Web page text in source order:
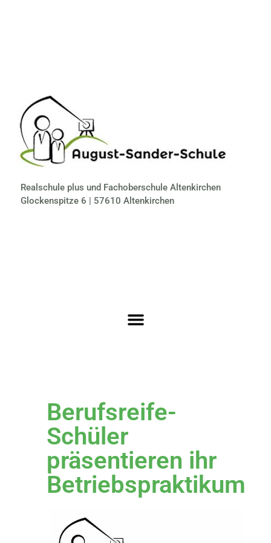
Realschule plus und Fachoberschule Altenkirchen
Glockenspitze 6 | 57610 Altenkirchen
Berufsreife-
Schüler
präsentieren ihr
Betriebspraktikum